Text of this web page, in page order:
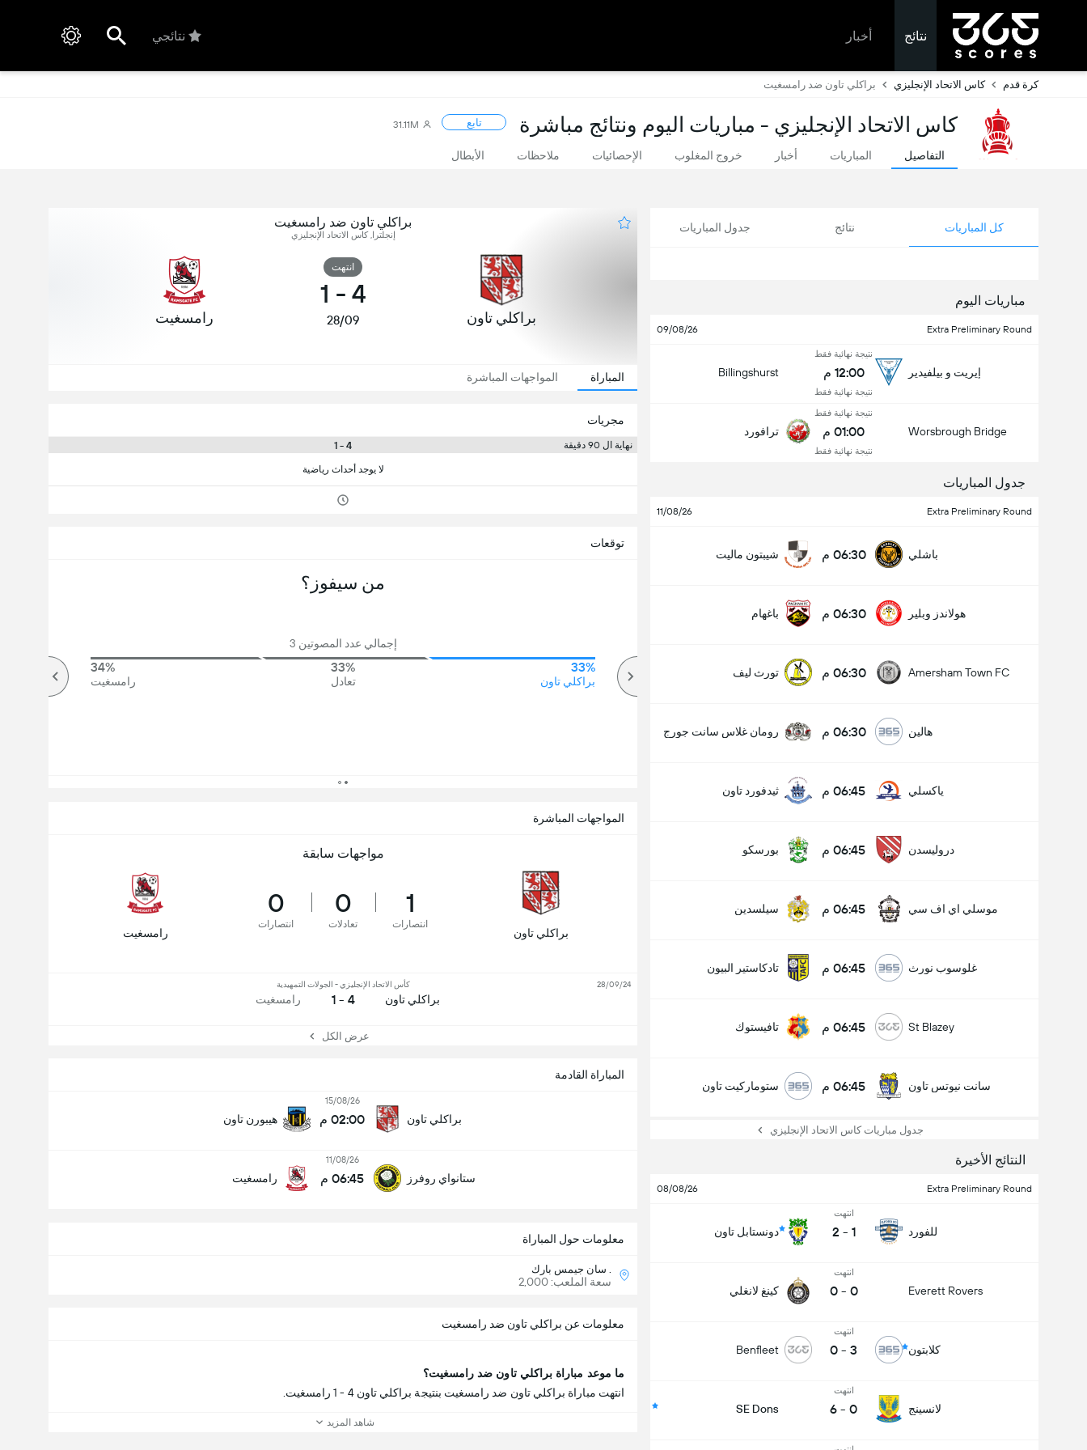
نتائج أخبار نتائجي
كرة قدم كاس الاتحاد الإنجليزي براكلي تاون ضد رامسغيت
كاس الاتحاد الإنجليزي - مباريات اليوم ونتائج مباشرة تابع 31.11M
التفاصيل المباريات أخبار خروج المغلوب الإحصائيات ملاحظات الأبطال
كل المباريات نتائج جدول المباريات
مباريات اليوم
Extra Preliminary Round
09/08/26
إيريت و بيلفيدير
نتيجة نهائية فقط
12:00 م
نتيجة نهائية فقط
Billingshurst
Worsbrough Bridge
نتيجة نهائية فقط
01:00 م
نتيجة نهائية فقط
ترافورد
جدول المباريات
Extra Preliminary Round
11/08/26
باشلي 06:30 م شيبتون ماليت
هولاندز وبلير 06:30 م باغهام
Amersham Town FC 06:30 م تورث ليف
هالين 06:30 م رومان غلاس سانت جورج
ياكسلي 06:45 م ثيدفورد تاون
دروليسدن 06:45 م بورسكو
موسلي اي اف سي 06:45 م سيلسدين
غلوسوب نورث 06:45 م تادكاستير البيون
St Blazey 06:45 م تافيستوك
سانت نيوتس تاون 06:45 م ستوماركيت تاون
جدول مباريات كاس الاتحاد الإنجليزي
النتائج الأخيرة
Extra Preliminary Round
08/08/26
للفورد
انتهت
1
-
2 دونستابل تاون
Everett Rovers
انتهت
0
-
0 كينغ لانغلي
كلابتون
انتهت
3
-
0
Benfleet
لانسينج
انتهت
0
-
6
SE Dons
براكلي تاون ضد رامسغيت
إنجلترا, كاس الاتحاد الإنجليزي
براكلي تاون
انتهت
4
-
1
28/09 رامسغيت
المباراة المواجهات المباشرة
مجريات
نهاية ال 90 دقيقة 4 - 1
لا يوجد أحداث رياضية
المباراة القادمة
براكلي تاون
15/08/26
02:00 م هيبورن تاون
ستانواي روفرز
11/08/26
06:45 م رامسغيت
معلومات حول المباراة
. سان جيمس بارك
سعة الملعب: 2,000
توقعات
من سيفوز؟
إجمالي عدد المصوتين 3
33%
براكلي تاون
33%
تعادل
34%
رامسغيت
المواجهات المباشرة
مواجهات سابقة
براكلي تاون
1
انتصارات
0
تعادلات
0
انتصارات
رامسغيت
براكلي تاون
كأس الاتحاد الإنجليزي - الجولات التمهيدية
4 - 1 رامسغيت
28/09/24
عرض الكل
معلومات عن براكلي تاون ضد رامسغيت
ما موعد مباراة براكلي تاون ضد رامسغيت؟
انتهت مباراة براكلي تاون ضد رامسغيت بنتيجة براكلي تاون 4 - 1 رامسغيت.
شاهد المزيد